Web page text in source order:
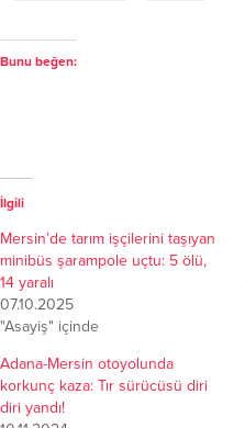
Bunu beğen:
İlgili
Mersin’de tarım işçilerini taşıyan
minibüs şarampole uçtu: 5 ölü,
14 yaralı
07.10.2025
"Asayiş" içinde
Adana-Mersin otoyolunda
korkunç kaza: Tır sürücüsü diri
diri yandı!